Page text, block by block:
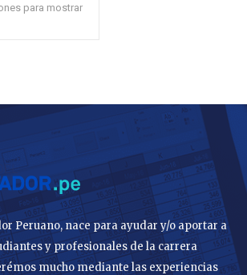
para mostrar
Peruano, nace para ayudar y/o aportar a
y profesionales de la carrera
mucho mediante las experiencias